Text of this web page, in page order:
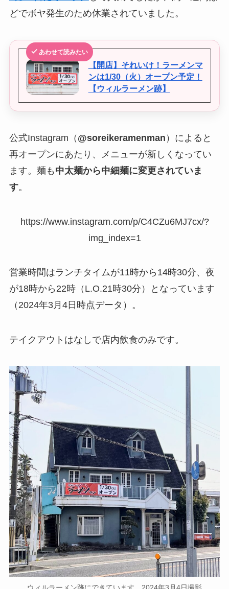
どでボヤ発生のため休業されていました。
あわせて読みたい
【開店】それいけ！ラーメンマ
ンは1/30（火）オープン予定！
【ウィルラーメン跡】
公式Instagram（ @soreikeramenman ）によると
再オープンにあたり、メニューが新しくなってい
ます。麺も 中太麺から中細麺に変更されていま
す。
https://www.instagram.com/p/C4CZu6MJ7cx/?
img_index=1
営業時間はランチタイムが11時から14時30分、夜
が18時から22時（L.O.21時30分）となっています
（2024年3月4日時点データ）。
テイクアウトはなしで店内飲食のみです。